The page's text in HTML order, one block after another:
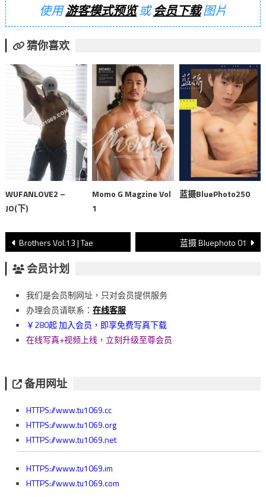
使用游客模式预览或会员下载图片
猜你喜欢
WUFANLOVE2 –
JO(下)
Momo G Magzine Vol
1
蓝摄BluePhoto250
文
章
導
覽
Brothers Vol.13 | Tae 蓝摄 Bluephoto 01
会员计划
我们是会员制网址，只对会员提供服务
办理会员请联系： 在线客服
￥280起 加入会员，即享免费写真下载
在线写真+视频上线，立刻升级至尊会员
备用网址
HTTPS://www.tu1069.cc
HTTPS://www.tu1069.org
HTTPS://www.tu1069.net
HTTPS://www.tu1069.im
HTTPS://www.tu1069.com